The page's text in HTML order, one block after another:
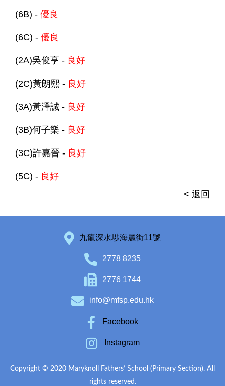
(6B) - 優良
(6C) - 優良
(2A)吳俊亨 - 良好
(2C)黃朗熙 - 良好
(3A)黃澤誠 - 良好
(3B)何子樂 - 良好
(3C)許嘉晉 - 良好
(5C) - 良好
< 返回
九龍深水埗海麗街11號
2778 8235
2776 1744
info@mfsp.edu.hk
Facebook
Instagram
Copyright © 2020 Maryknoll Fathers’ School (Primary Section). All
rights reserved.